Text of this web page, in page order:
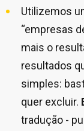
Utilizemos
“empresas
mais o
resultados
simples:
quer excluir.
tradução -